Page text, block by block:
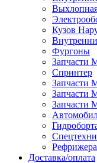
Кузов
Фургоны
Запчасти
Спринтер
Запчасти
Запчасти
Запчасти
Доставка/оплата